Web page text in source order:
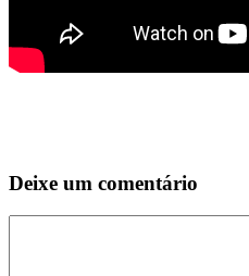
Deixe um comentário